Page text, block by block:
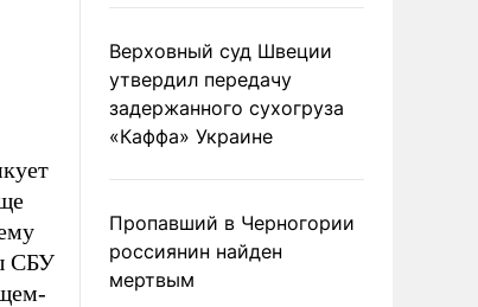
СБУ
Верховный суд Швеции
утвердил передачу
задержанного сухогруза
«Каффа» Украине
Пропавший в Черногории
россиянин найден
мертвым